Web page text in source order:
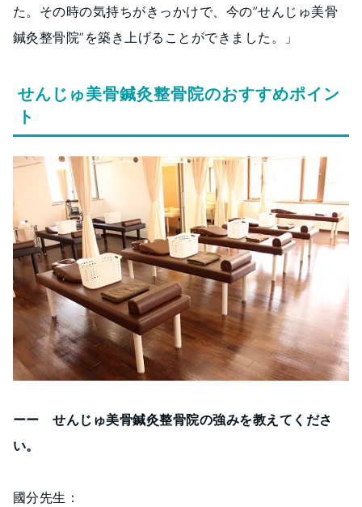
た。その時の気持ちがきっかけで、今の”せんじゅ美骨
鍼灸整骨院”を築き上げることができました。」
せんじゅ美骨鍼灸整骨院のおすすめポイン
ト
ーー せんじゅ美骨鍼灸整骨院の強みを教えてくださ
い。
國分先生：